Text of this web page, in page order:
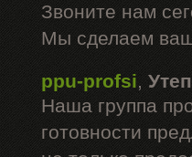
Звоните нам
Мы сделаем
ppu-profsi,
Наша группа
готовности